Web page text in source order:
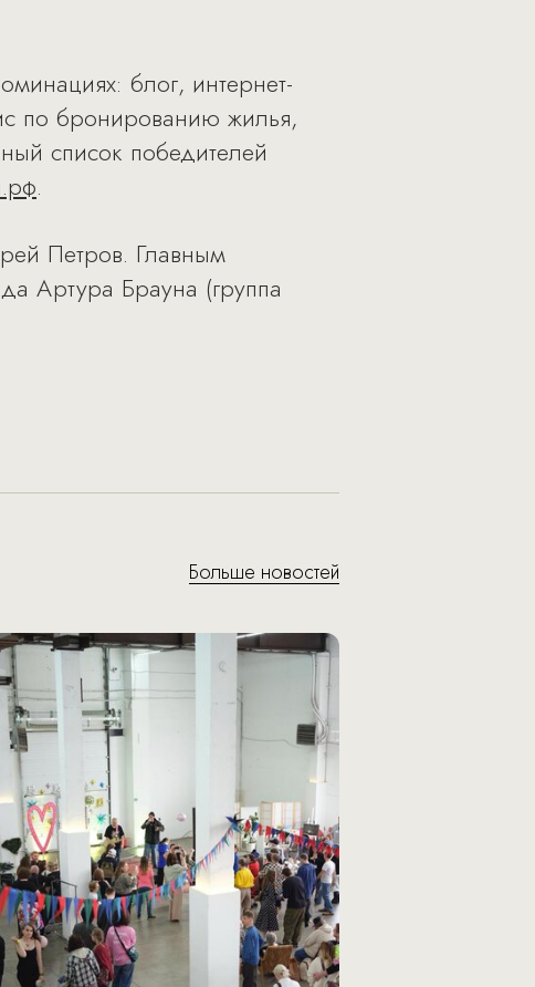
блог, интернет-
по бронированию жилья,
список победителей
.
Петров. Главным
Артура Брауна (группа
Больше новостей